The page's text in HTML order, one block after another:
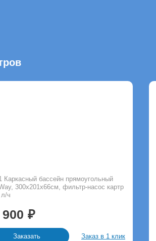
Каркасный бассейн прямоугольный
300х201х66см, фильтр-насос картр
л/ч
Заказать Заказ в 1 клик